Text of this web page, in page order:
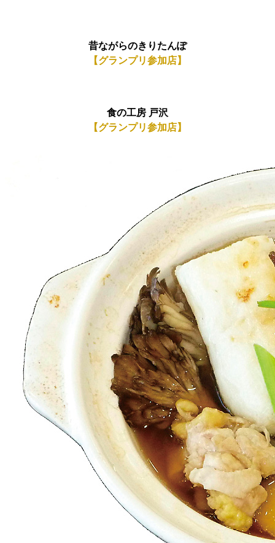
昔ながらのきりたんぽ
【グランプリ参加店】
食の工房 戸沢
【グランプリ参加店】